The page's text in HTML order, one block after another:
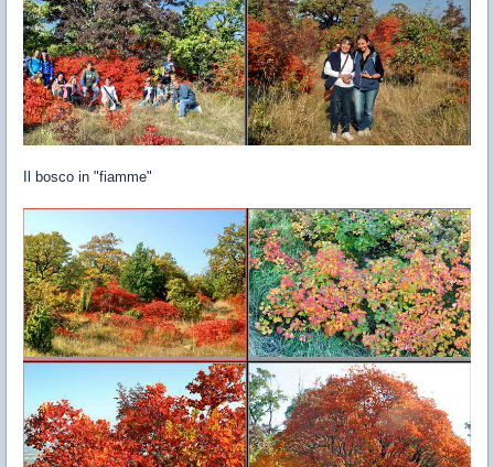
Il bosco in "fiamme"